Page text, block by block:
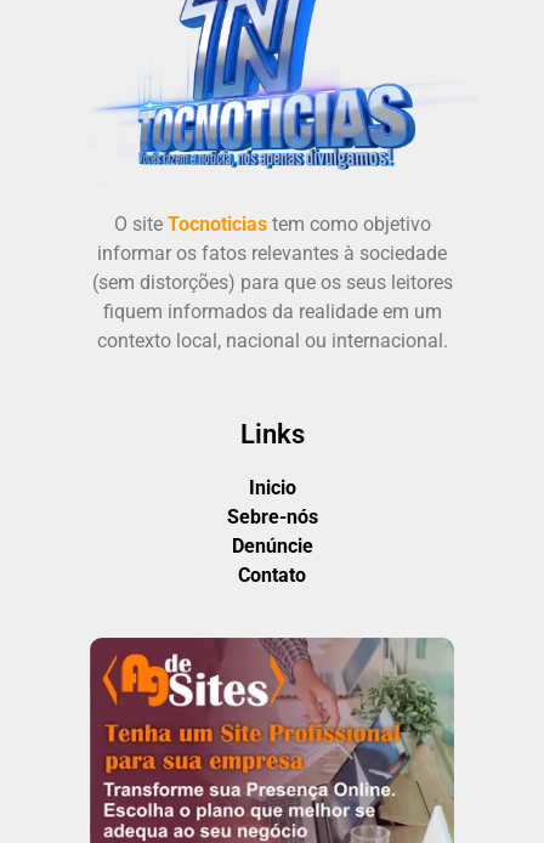
O site Tocnoticiastem como objetivo
informar os fatos relevantes à sociedade
(sem distorções) para que os seus leitores
fiquem informados da realidade em um
contexto local, nacional ou internacional.
Links
Inicio
Sebre-nós
Denúncie
Contato